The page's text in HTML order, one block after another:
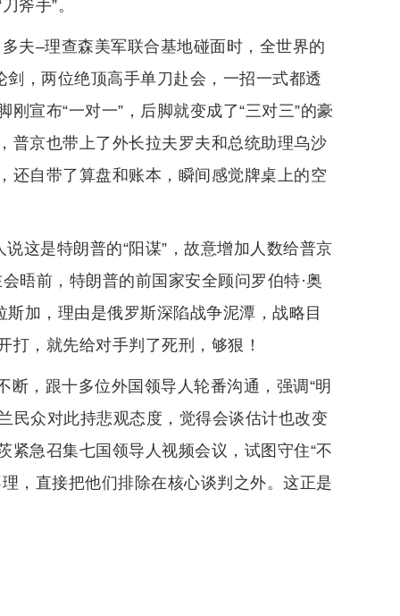
斧手”。
夫–理查森美军联合基地碰面时，全世界的
剑，两位绝顶高手单刀赴会，一招一式都透
宣布“一对一”，后脚就变成了“三对三”的豪
普京也带上了外长拉夫罗夫和总统助理乌沙
还自带了算盘和账本，瞬间感觉牌桌上的空
这是特朗普的“阳谋”，故意增加人数给普京
晤前，特朗普的前国家安全顾问罗伯特·奥
加，理由是俄罗斯深陷战争泥潭，战略目
，就先给对手判了死刑，够狠！
，跟十多位外国领导人轮番沟通，强调“明
民众对此持悲观态度，觉得会谈估计也改变
急召集七国领导人视频会议，试图守住“不
，直接把他们排除在核心谈判之外。这正是